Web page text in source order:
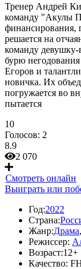
Тренер Андрей
команду "Акулы
финансирования,
решается на
команду
бурю
Егоров и
новичка. Их
погружается во
пытается
10
Голосов: 2
8.9
2 070
Смотреть онлайн
Выиграть или
Год:2022
Страна:
Жанр:Драма,
Режиссер:
Возраст:12+
Качество: